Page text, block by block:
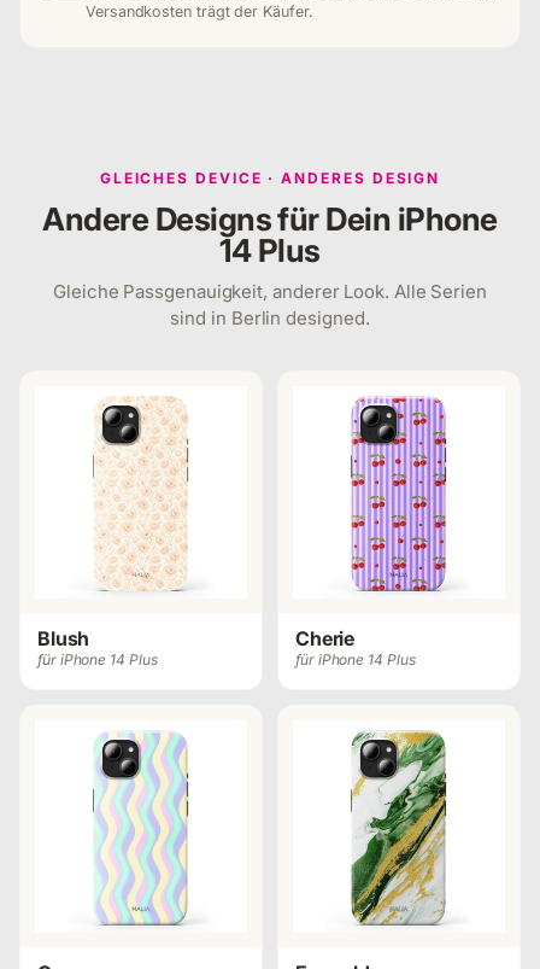
Versandkosten trägt der Käufer.
GLEICHES DEVICE · ANDERES DESIGN
Andere Designs für Dein iPhone
14 Plus
Gleiche Passgenauigkeit, anderer Look. Alle Serien
sind in Berlin designed.
Blush
für iPhone 14 Plus
Cherie
für iPhone 14 Plus